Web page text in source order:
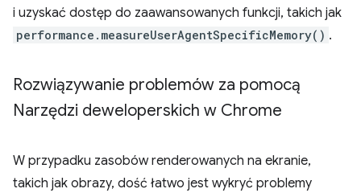
i uzyskać dostęp do zaawansowanych funkcji, takich jak
performance.measureUserAgentSpecificMemory() .
Rozwiązywanie problemów za pomocą
Narzędzi deweloperskich w Chrome
W przypadku zasobów renderowanych na ekranie,
takich jak obrazy, dość łatwo jest wykryć problemy